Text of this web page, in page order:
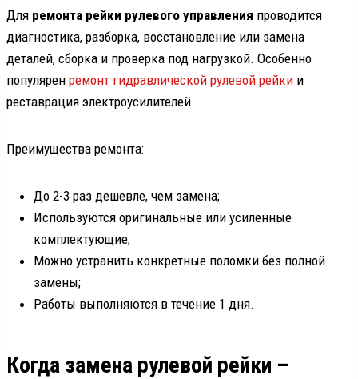
Для ремонта рейки рулевого управления проводится
диагностика, разборка, восстановление или замена
деталей, сборка и проверка под нагрузкой. Особенно
популярен ремонт гидравлической рулевой рейки и
реставрация электроусилителей.
Преимущества ремонта:
До 2-3 раз дешевле, чем замена;
Используются оригинальные или усиленные
комплектующие;
Можно устранить конкретные поломки без полной
замены;
Работы выполняются в течение 1 дня.
Когда замена рулевой рейки –